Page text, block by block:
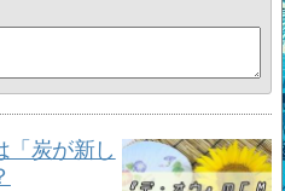
「炭が新し